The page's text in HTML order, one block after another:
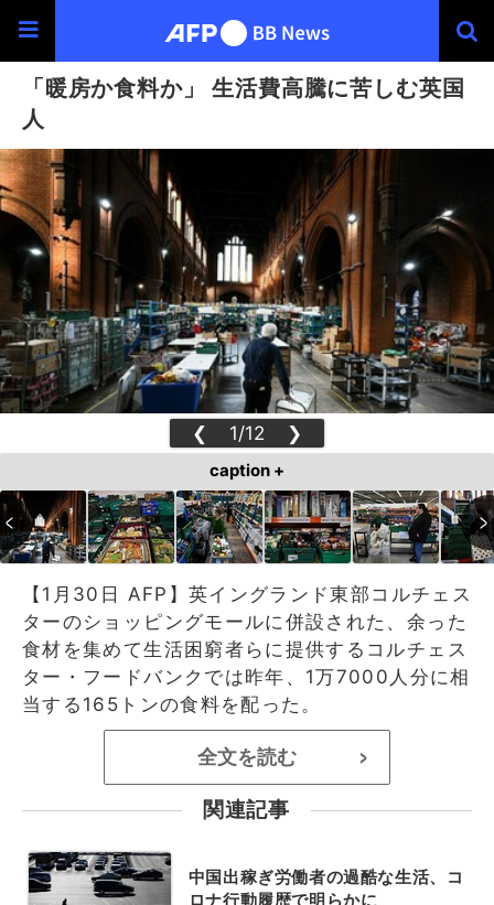
「暖房か食料か」 生活費高騰に苦しむ英国
人
❮ 1/12 ❯
caption +
【1月30日 AFP】英イングランド東部コルチェス
ターのショッピングモールに併設された、余った
食材を集めて生活困窮者らに提供するコルチェス
ター・フードバンクでは昨年、1万7000人分に相
当する165トンの食料を配った。
全文を読む >
関連記事
中国出稼ぎ労働者の過酷な生活、コ
ロナ行動履歴で明らかに